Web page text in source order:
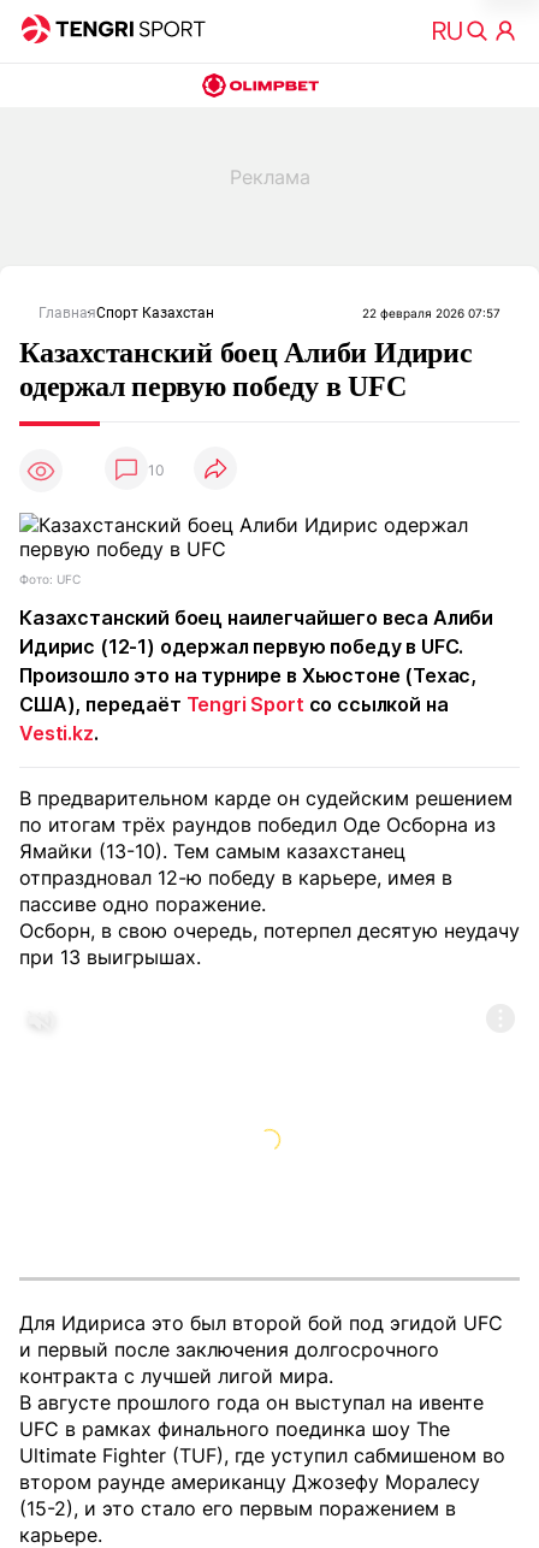
ГлавнаяСпорт Казахстан 22 февраля 2026 07:57
Казахстанский боец Алиби Идирис
одержал первую победу в UFC
10
Фото: UFC
Казахстанский боец наилегчайшего веса Алиби
Идирис (12-1) одержал первую победу в UFC.
Произошло это на турнире в Хьюстоне (Техас,
США), передаёт Tengri Sport со ссылкой на
Vesti.kz.
В предварительном карде он судейским решением
по итогам трёх раундов победил Оде Осборна из
Ямайки (13-10). Тем самым казахстанец
отпраздновал 12-ю победу в карьере, имея в
пассиве одно поражение.
Осборн, в свою очередь, потерпел десятую неудачу
при 13 выигрышах.
Для Идириса это был второй бой под эгидой UFC
и первый после заключения долгосрочного
контракта с лучшей лигой мира.
В августе прошлого года он выступал на ивенте
UFC в рамках финального поединка шоу The
Ultimate Fighter (TUF), где уступил сабмишеном во
втором раунде американцу Джозефу Моралесу
(15-2), и это стало его первым поражением в
карьере.